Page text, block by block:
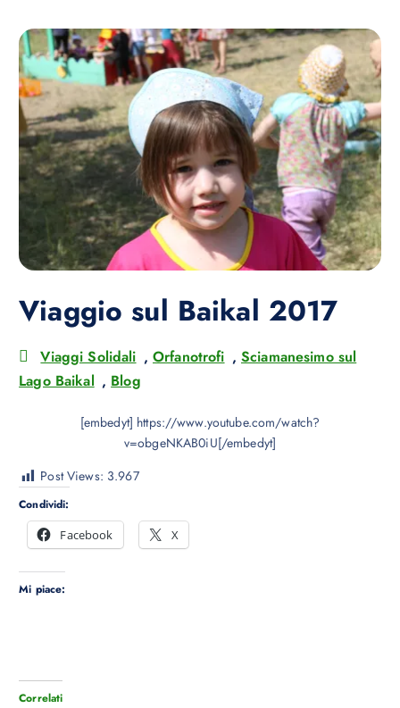
Viaggio sul Baikal 2017
Viaggi Solidali , Orfanotrofi , Sciamanesimo sul
Lago Baikal , Blog
[embedyt] https://www.youtube.com/watch?
v=obgeNKAB0iU[/embedyt]
Post Views: 3.967
Condividi:
Facebook
X
Mi piace:
Correlati